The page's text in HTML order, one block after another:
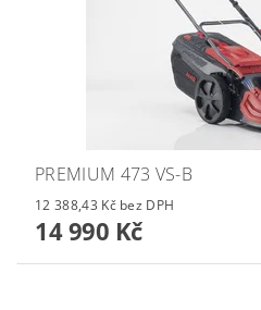
PREMIUM 473 VS-B
12 388,43 Kč bez DPH
14 990 Kč